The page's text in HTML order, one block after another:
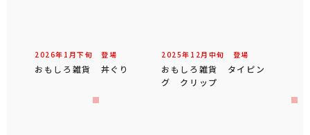
2026年 1 月下旬 登場
おもしろ雑貨 丼ぐり
2025年 12 月 中旬 登場
おもしろ雑貨 タイピン
グ クリップ